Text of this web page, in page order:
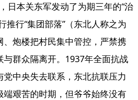
日本关东军发动了为期三年的“治
推行“集团部落”（东北人称之为
、炮楼把村民集中管控，严禁携
与群众隔离开。1937年全面抗战
中央失去联系，东北抗联压力
端艰苦的时期，但爷爷始终没有